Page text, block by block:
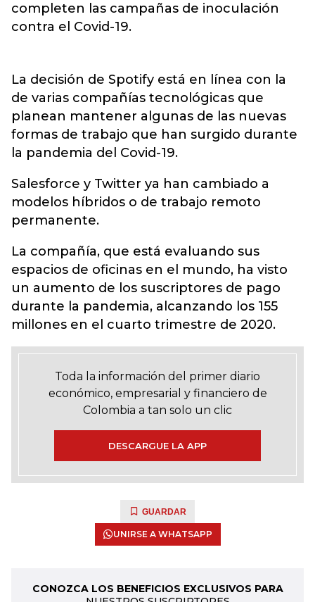
completen las campañas de inoculación
contra el Covid-19.
La decisión de Spotify está en línea con la
de varias compañías tecnológicas que
planean mantener algunas de las nuevas
formas de trabajo que han surgido durante
la pandemia del Covid-19.
Salesforce y Twitter ya han cambiado a
modelos híbridos o de trabajo remoto
permanente.
La compañía, que está evaluando sus
espacios de oficinas en el mundo, ha visto
un aumento de los suscriptores de pago
durante la pandemia, alcanzando los 155
millones en el cuarto trimestre de 2020.
Toda la información del primer diario
económico, empresarial y financiero de
Colombia a tan solo un clic
DESCARGUE LA APP
GUARDAR
UNIRSE A WHATSAPP
CONOZCA LOS BENEFICIOS EXCLUSIVOS PARA